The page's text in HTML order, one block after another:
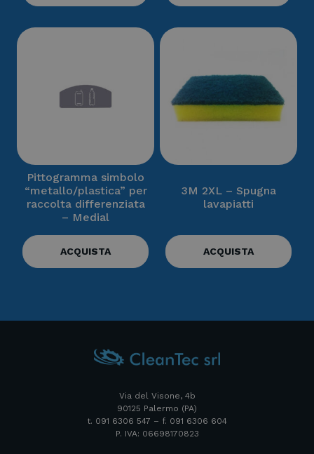
Pittogramma simbolo
“metallo/plastica” per
raccolta differenziata
– Medial
ACQUISTA
3M 2XL – Spugna
lavapiatti
ACQUISTA
Via del Visone, 4b
90125 Palermo (PA)
t. 091 6306 547 – f. 091 6306 604
P. IVA: 06698170823